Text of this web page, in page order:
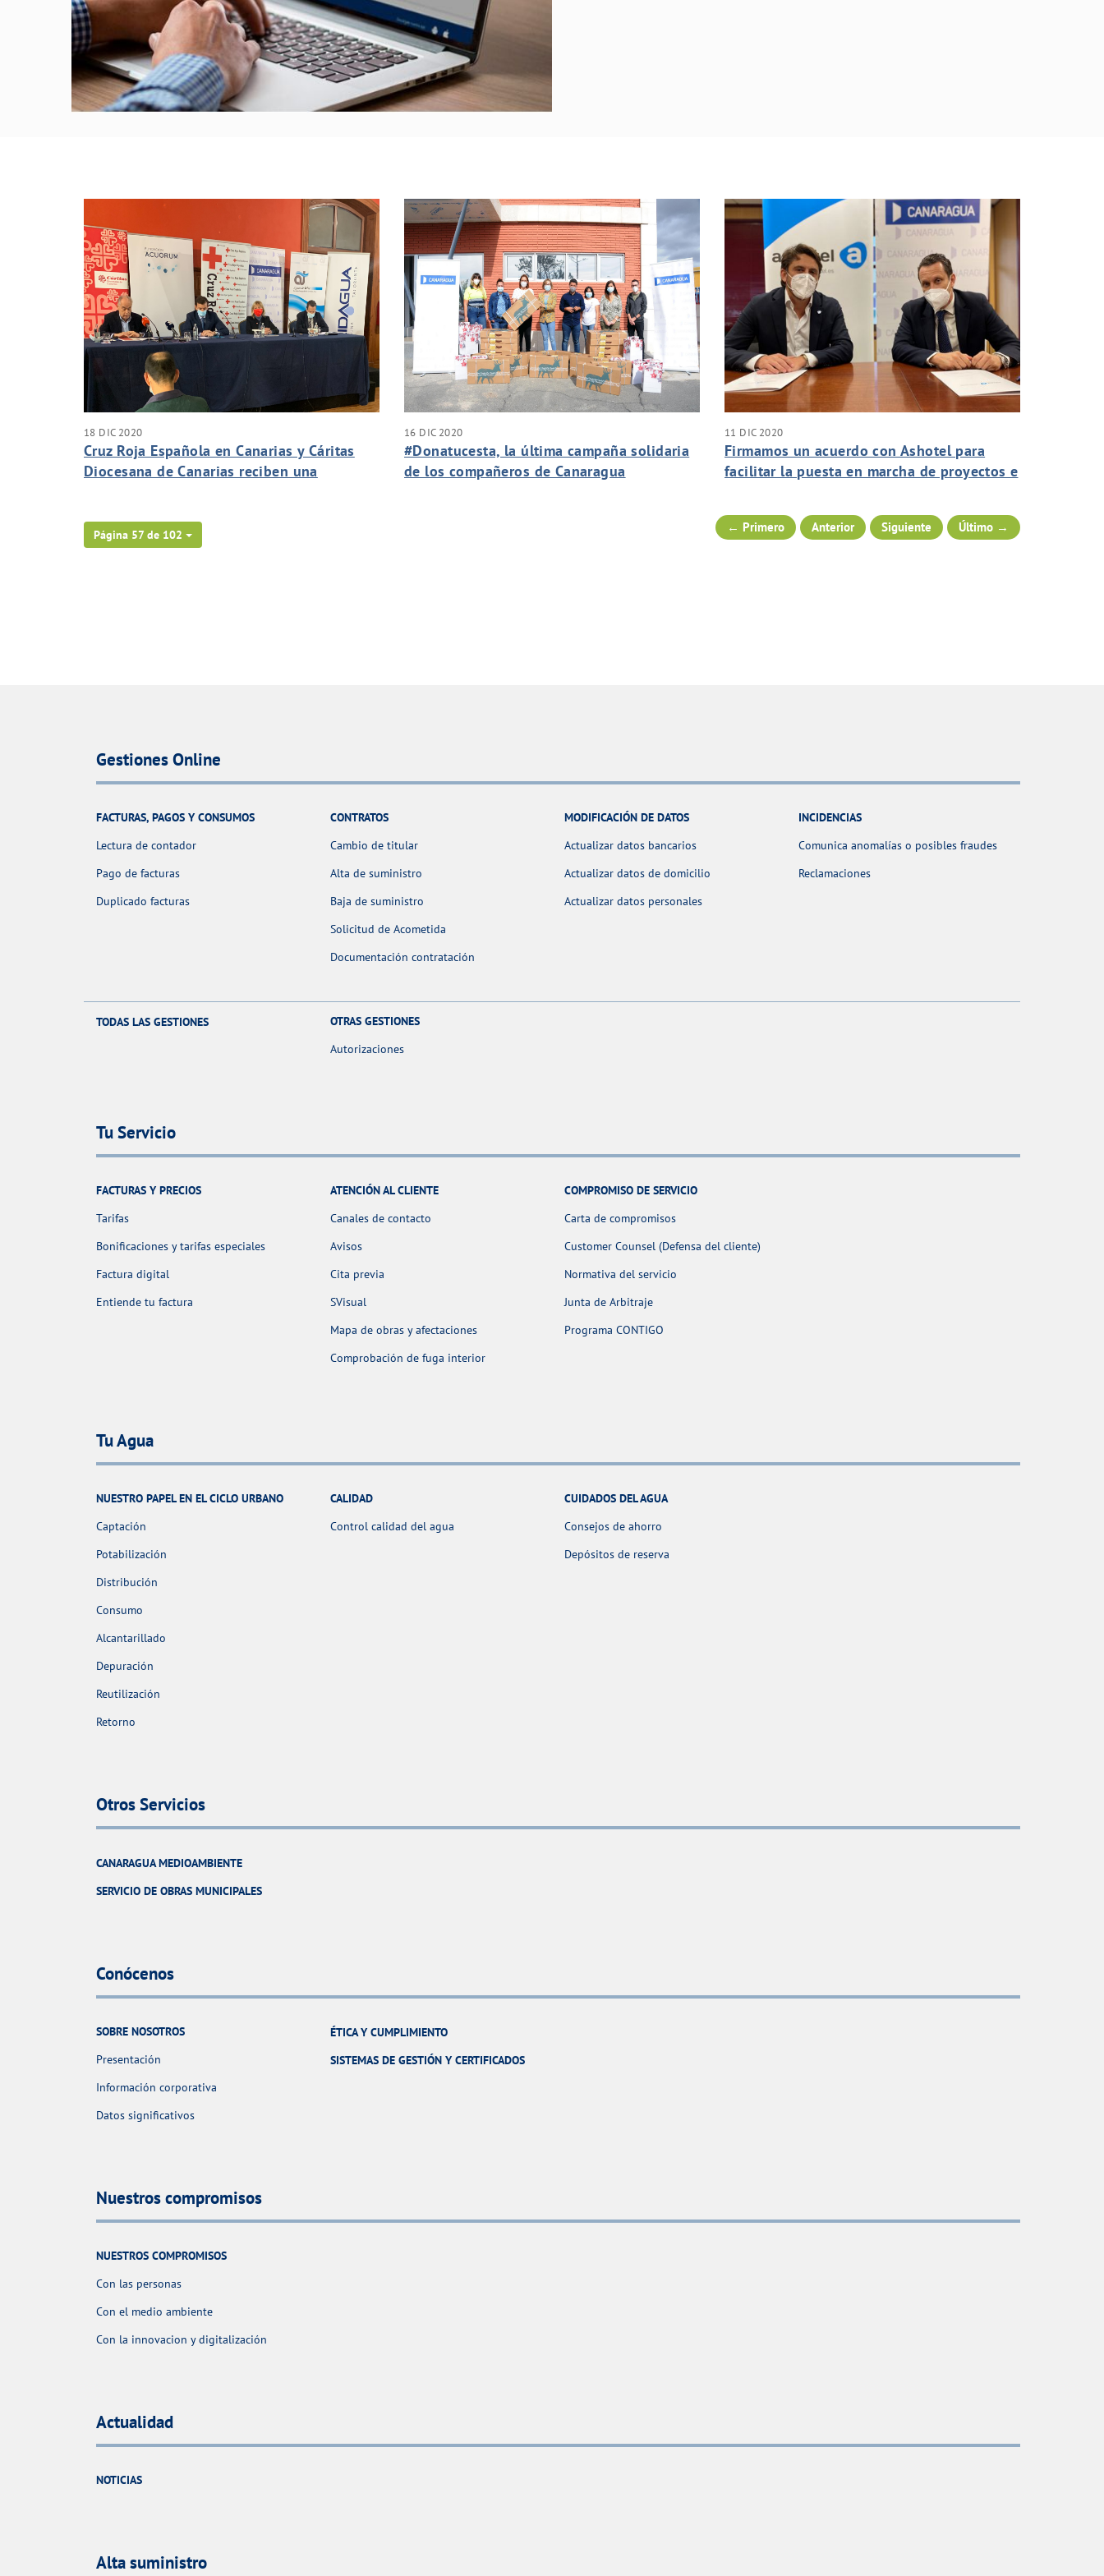
18 DIC 2020
Cruz Roja Española en Canarias y Cáritas
Diocesana de Canarias reciben una
16 DIC 2020
#Donatucesta, la última campaña solidaria
de los compañeros de Canaragua
11 DIC 2020
Firmamos un acuerdo con Ashotel para
facilitar la puesta en marcha de proyectos e
turística.
Página 57 de 102
← Primero Anterior Siguiente Último →
Gestiones Online
FACTURAS, PAGOS Y CONSUMOS
Lectura de contador
Pago de facturas
Duplicado facturas
CONTRATOS
Cambio de titular
Alta de suministro
Baja de suministro
Solicitud de Acometida
Documentación contratación
MODIFICACIÓN DE DATOS
Actualizar datos bancarios
Actualizar datos de domicilio
Actualizar datos personales
INCIDENCIAS
Comunica anomalías o posibles fraudes
Reclamaciones
TODAS LAS GESTIONES
OTRAS GESTIONES
Autorizaciones
Tu Servicio
FACTURAS Y PRECIOS
Tarifas
Bonificaciones y tarifas especiales
Factura digital
Entiende tu factura
ATENCIÓN AL CLIENTE
Canales de contacto
Avisos
Cita previa
SVisual
Mapa de obras y afectaciones
Comprobación de fuga interior
COMPROMISO DE SERVICIO
Carta de compromisos
Customer Counsel (Defensa del cliente)
Normativa del servicio
Junta de Arbitraje
Programa CONTIGO
Tu Agua
NUESTRO PAPEL EN EL CICLO URBANO
Captación
Potabilización
Distribución
Consumo
Alcantarillado
Depuración
Reutilización
Retorno
CALIDAD
Control calidad del agua
CUIDADOS DEL AGUA
Consejos de ahorro
Depósitos de reserva
Otros Servicios
CANARAGUA MEDIOAMBIENTE
SERVICIO DE OBRAS MUNICIPALES
Conócenos
SOBRE NOSOTROS
Presentación
Información corporativa
Datos significativos
ÉTICA Y CUMPLIMIENTO
SISTEMAS DE GESTIÓN Y CERTIFICADOS
Nuestros compromisos
NUESTROS COMPROMISOS
Con las personas
Con el medio ambiente
Con la innovacion y digitalización
Actualidad
NOTICIAS
Alta suministro